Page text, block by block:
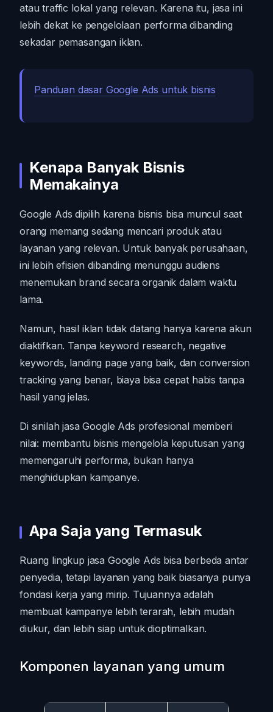
atau traffic lokal yang relevan. Karena itu, jasa ini
lebih dekat ke pengelolaan performa dibanding
sekadar pemasangan iklan.
Panduan dasar Google Ads untuk bisnis
Kenapa Banyak Bisnis
Memakainya
Google Ads dipilih karena bisnis bisa muncul saat
orang memang sedang mencari produk atau
layanan yang relevan. Untuk banyak perusahaan,
ini lebih efisien dibanding menunggu audiens
menemukan brand secara organik dalam waktu
lama.
Namun, hasil iklan tidak datang hanya karena akun
diaktifkan. Tanpa keyword research, negative
keywords, landing page yang baik, dan conversion
tracking yang benar, biaya bisa cepat habis tanpa
hasil yang jelas.
Di sinilah jasa Google Ads profesional memberi
nilai: membantu bisnis mengelola keputusan yang
memengaruhi performa, bukan hanya
menghidupkan kampanye.
Apa Saja yang Termasuk
Ruang lingkup jasa Google Ads bisa berbeda antar
penyedia, tetapi layanan yang baik biasanya punya
fondasi kerja yang mirip. Tujuannya adalah
membuat kampanye lebih terarah, lebih mudah
diukur, dan lebih siap untuk dioptimalkan.
Komponen layanan yang umum